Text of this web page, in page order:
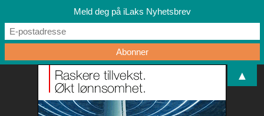
Meld deg på iLaks Nyhetsbrev
▲